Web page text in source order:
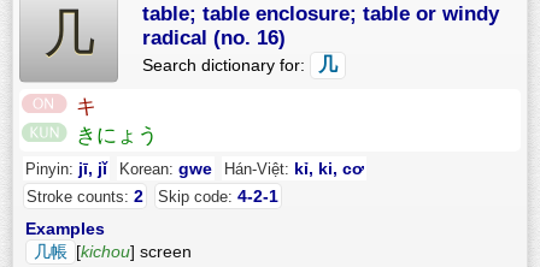
几
table; table enclosure; table or windy
radical (no. 16)
Search dictionary for: 几
キ
きにょう
Pinyin: jī, jǐ Korean: gwe Hán-Việt: kỉ, ki, cơ
Stroke counts: 2 Skip code: 4-2-1
Examples
几帳 [kichou] screen